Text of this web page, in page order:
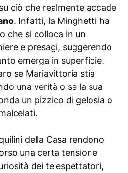
ciò che realmente accade
. Infatti, la Minghetti ha
che si colloca in un
e presagi, suggerendo
emerga in superficie.
se Mariavittoria stia
una verità o se la sua
un pizzico di gelosia o
della Casa rendono
una certa tensione
dei telespettatori,